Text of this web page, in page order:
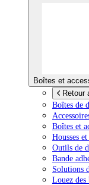
Boîtes et
Retour
Boîtes de
Boîtes et
Housses et
Outils de
Bande
Solutions
Louez des